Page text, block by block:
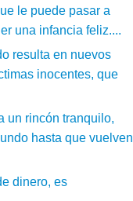
le puede pasar a
una infancia feliz....
resulta en nuevos
inocentes, que
un rincón tranquilo,
hasta que vuelven
dinero, es